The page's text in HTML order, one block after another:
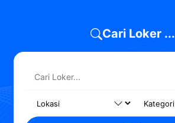
Cari Loker ...